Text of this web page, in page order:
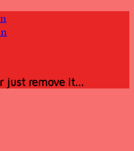
just remove it...